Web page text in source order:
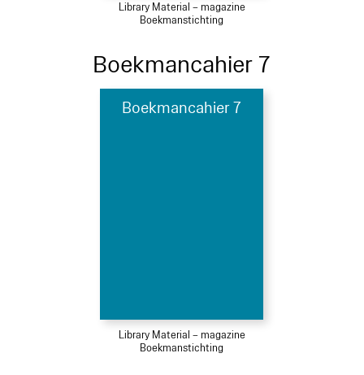
Library Material – magazine
Boekmanstichting
Boekmancahier 7
Boekmancahier 7
Library Material – magazine
Boekmanstichting